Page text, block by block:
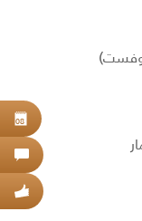
08